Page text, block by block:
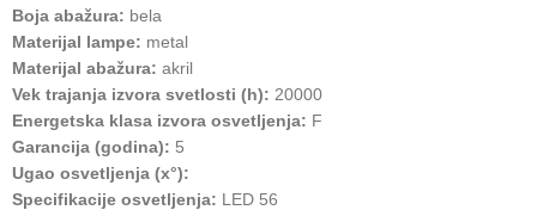
Boja abažura: bela
Materijal lampe: metal
Materijal abažura: akril
Vek trajanja izvora svetlosti (h): 20000
Energetska klasa izvora osvetljenja: F
Garancija (godina): 5
Ugao osvetljenja (x°):
Specifikacije osvetljenja: LED 56